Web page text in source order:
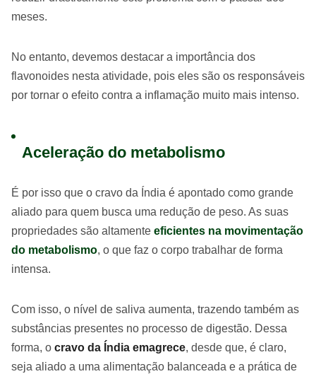
meses.
No entanto, devemos destacar a importância dos
flavonoides nesta atividade, pois eles são os responsáveis
por tornar o efeito contra a inflamação muito mais intenso.
Aceleração do metabolismo
É por isso que o cravo da Índia é apontado como grande
aliado para quem busca uma redução de peso. As suas
propriedades são altamente eficientes na movimentação
do metabolismo, o que faz o corpo trabalhar de forma
intensa.
Com isso, o nível de saliva aumenta, trazendo também as
substâncias presentes no processo de digestão. Dessa
forma, o cravo da Índia emagrece, desde que, é claro,
seja aliado a uma alimentação balanceada e a prática de